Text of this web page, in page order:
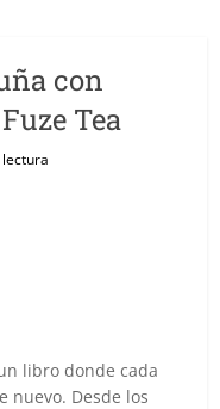
con
Tea
libro donde cada
nuevo. Desde los